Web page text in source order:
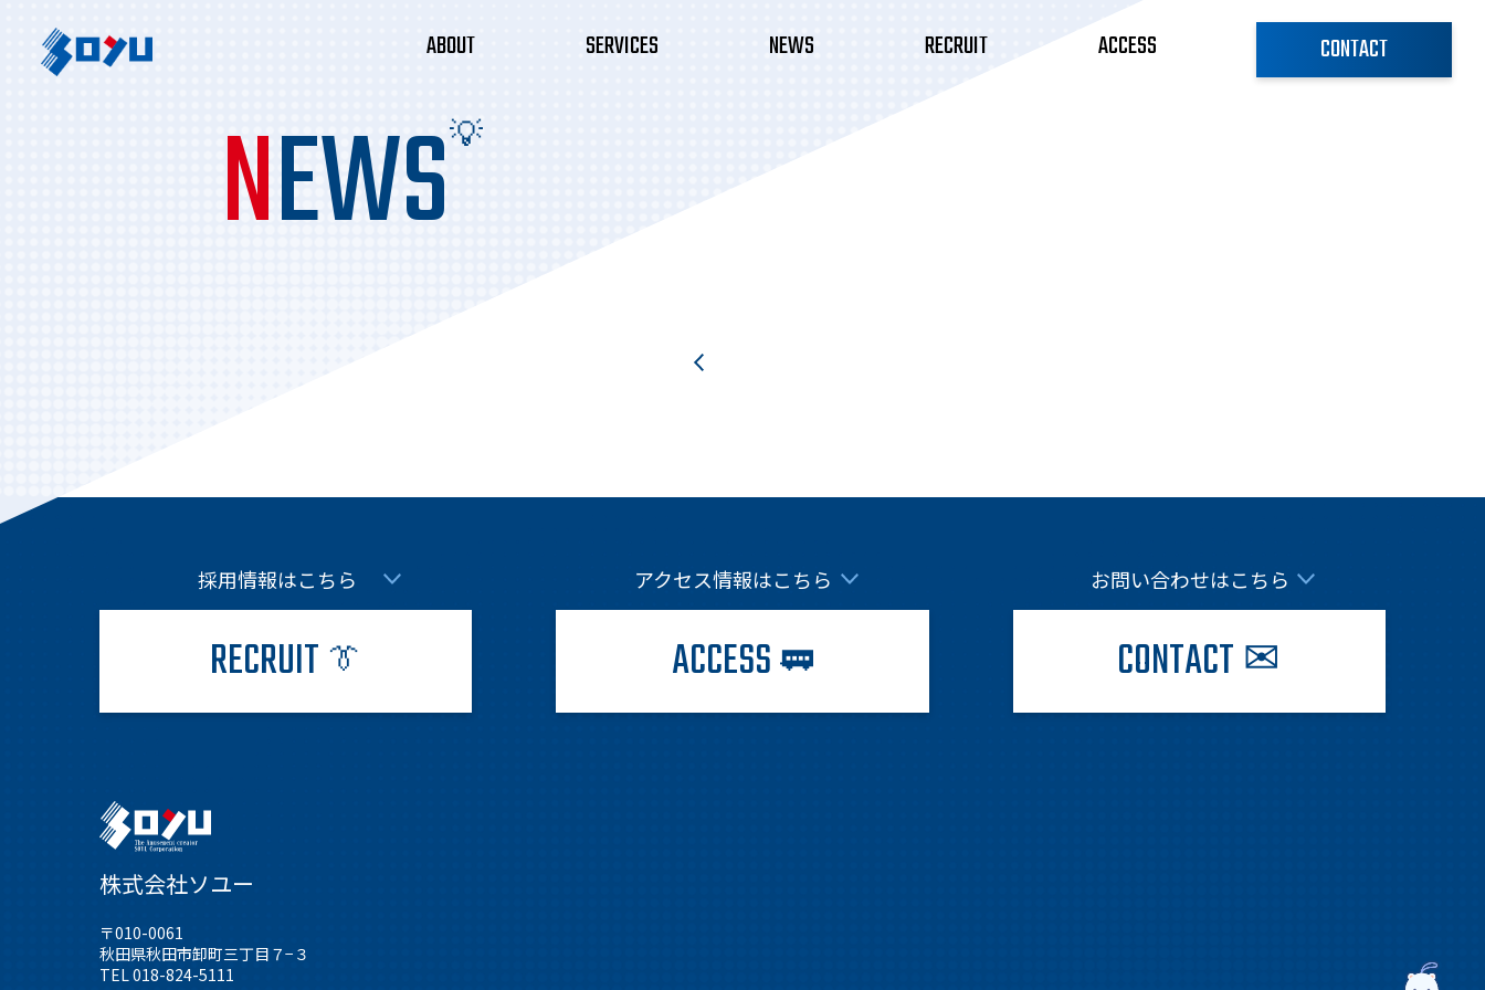
ABOUT SERVICES NEWS RECRUIT ACCESS CONTACT
NEWS💡
採用情報はこちら
RECRUIT 👔
アクセス情報はこちら
ACCESS 🚃
お問い合わせはこちら
CONTACT✉
株式会社ソユー
〒010-0061
秋田県秋田市卸町三丁目７−３
TEL 018-824-5111